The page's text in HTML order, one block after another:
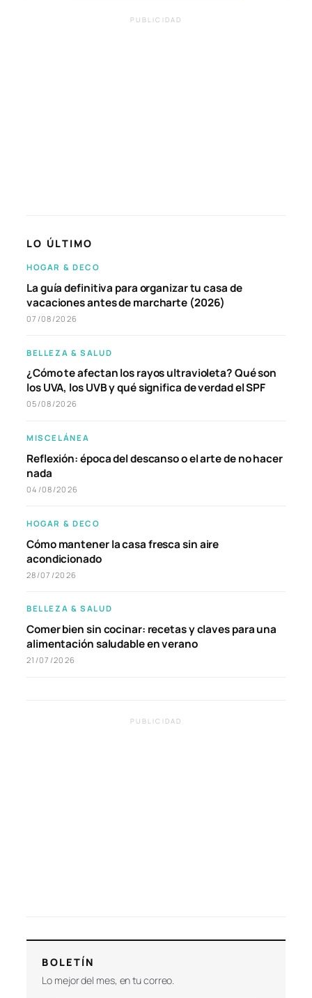
PUBLICIDAD
LO ÚLTIMO
HOGAR & DECO
La guía definitiva para organizar tu casa de
vacaciones antes de marcharte (2026)
07/08/2026
BELLEZA & SALUD
¿Cómo te afectan los rayos ultravioleta? Qué son
los UVA, los UVB y qué significa de verdad el SPF
05/08/2026
MISCELÁNEA
Reflexión: época del descanso o el arte de no hacer
nada
04/08/2026
HOGAR & DECO
Cómo mantener la casa fresca sin aire
acondicionado
28/07/2026
BELLEZA & SALUD
Comer bien sin cocinar: recetas y claves para una
alimentación saludable en verano
21/07/2026
PUBLICIDAD
BOLETÍN
Lo mejor del mes, en tu correo.